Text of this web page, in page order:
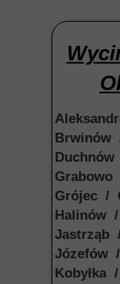
Brwinów
Grójec /
Halinów
Jastrząb
Józefów
Kobyłka